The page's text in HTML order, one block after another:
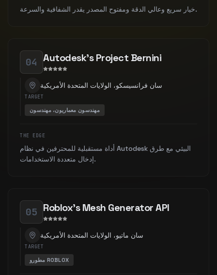
خيار سريع وعالي الدقة ومفتوح المصدر يقدر الشفافية والسرعة.
04 Autodesk's Project Bernini
سان فرانسيسكو، الولايات المتحدة الأمريكية
TARGET
مهندسون معماريون، مهندسون
THE EDGE
أداة مستقبلية للمحترفين في نظام Autodesk البيئي مع طرق
إدخال متعددة الاستخدامات.
05 Roblox's Mesh Generator API
سان ماتيو، الولايات المتحدة الأمريكية
TARGET
مطورو ROBLOX